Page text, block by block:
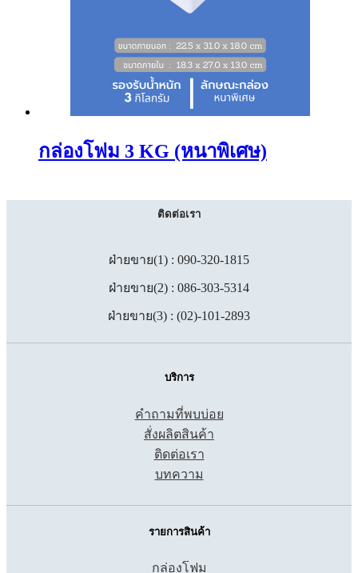
กล่องโฟม 3 KG (หนาพิเศษ)
ติดต่อเรา
ฝ่ายขาย(1) : 090-320-1815
ฝ่ายขาย(2) : 086-303-5314
ฝ่ายขาย(3) : (02)-101-2893
บริการ
คำถามที่พบบ่อย
สั่งผลิตสินค้า
ติดต่อเรา
บทความ
รายการสินค้า
กล่องโฟม